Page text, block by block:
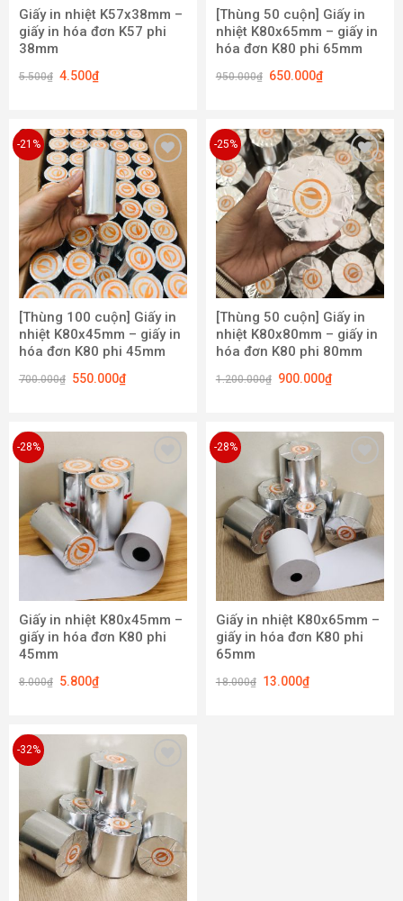
Giấy in nhiệt K57x38mm –
giấy in hóa đơn K57 phi
38mm
5.500₫ 4.500₫
[Thùng 50 cuộn] Giấy in
nhiệt K80x65mm – giấy in
hóa đơn K80 phi 65mm
950.000₫ 650.000₫
-21%
Add to
wishlist
[Thùng 100 cuộn] Giấy in
nhiệt K80x45mm – giấy in
hóa đơn K80 phi 45mm
700.000₫ 550.000₫
-25%
Add to
wishlist
[Thùng 50 cuộn] Giấy in
nhiệt K80x80mm – giấy in
hóa đơn K80 phi 80mm
1.200.000₫ 900.000₫
-28%
Giấy in nhiệt K80x45mm –
giấy in hóa đơn K80 phi
45mm
8.000₫ 5.800₫
-28%
wishlist
Giấy in nhiệt K80x65mm –
giấy in hóa đơn K80 phi
65mm
18.000₫ 13.000₫
-32%